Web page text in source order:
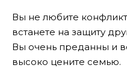
Вы не любите
встанете на защиту
Вы очень преданны и
высоко цените семью.